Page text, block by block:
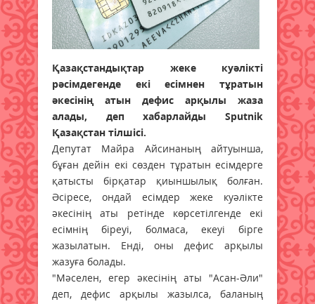
Қазақстандықтар жеке куәлікті
рәсімдегенде екі есімнен тұратын
әкесінің атын дефис арқылы жаза
алады, деп хабарлайды Sputnik
Қазақстан тілшісі.
Депутат Майра Айсинаның айтуынша,
бұған дейін екі сөзден тұратын есімдерге
қатысты бірқатар қиыншылық болған.
Әсіресе, ондай есімдер жеке куәлікте
әкесінің аты ретінде көрсетілгенде екі
есімнің біреуі, болмаса, екеуі бірге
жазылатын. Енді, оны дефис арқылы
жазуға болады.
"Мәселен, егер әкесінің аты "Асан-Әли"
деп, дефис арқылы жазылса, баланың